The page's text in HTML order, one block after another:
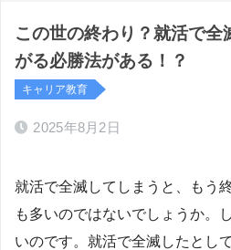
この世の終わり？就活で全
がる必勝法がある！？
キャリア教育
2025年8月2日
就活で全滅してしまうと、もう
も多いのではないでしょうか。
いのです。就活で全滅したとし